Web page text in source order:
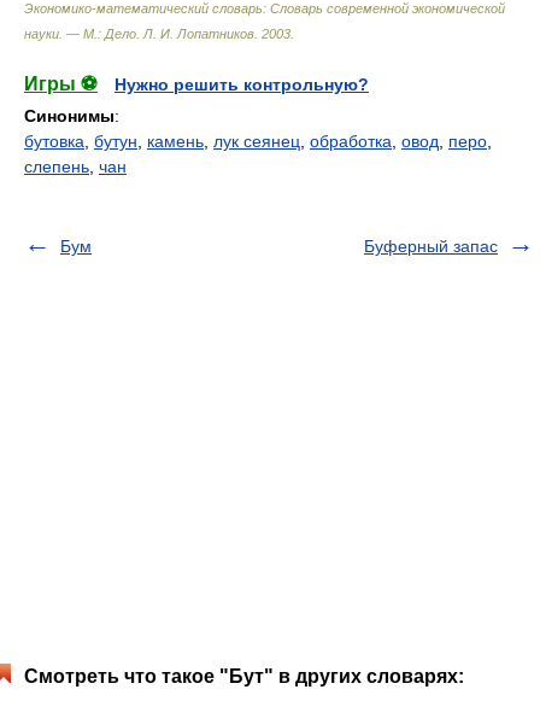
Экономико-математический словарь: Словарь современной экономической
науки. — М.: Дело Л. И. Лопатников 2003
Игры ⚽
Нужно решить контрольную?
Синонимы:
бутовка бутун камень лук сеянец обработка овод перо
слепень чан
Бум Буферный запас
Смотреть что такое "Бут" в других словарях: